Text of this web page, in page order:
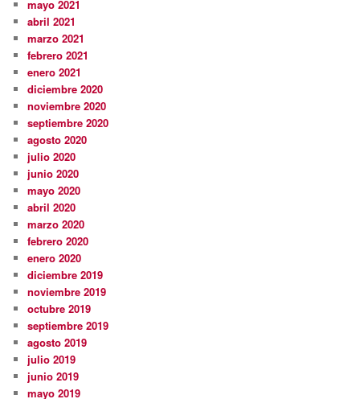
mayo 2021
abril 2021
marzo 2021
febrero 2021
enero 2021
diciembre 2020
noviembre 2020
septiembre 2020
agosto 2020
julio 2020
junio 2020
mayo 2020
abril 2020
marzo 2020
febrero 2020
enero 2020
diciembre 2019
noviembre 2019
octubre 2019
septiembre 2019
agosto 2019
julio 2019
junio 2019
mayo 2019